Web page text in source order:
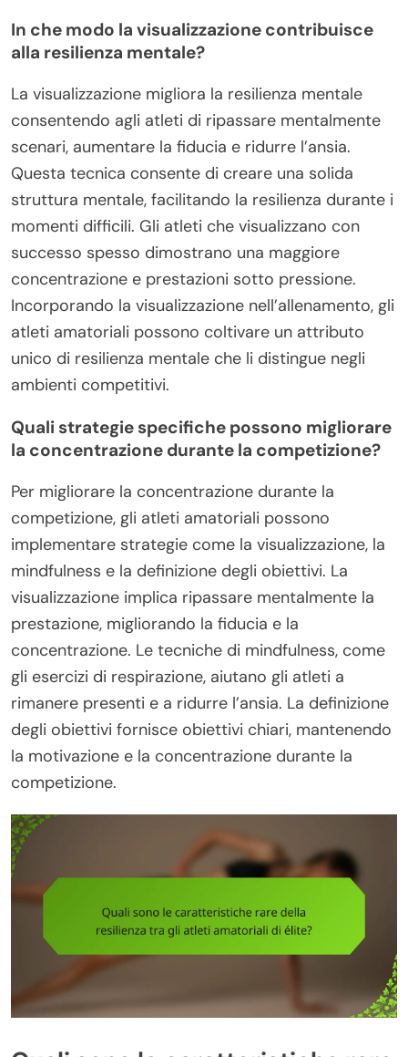
In che modo la visualizzazione contribuisce
alla resilienza mentale?
La visualizzazione migliora la resilienza mentale
consentendo agli atleti di ripassare mentalmente
scenari, aumentare la fiducia e ridurre l’ansia.
Questa tecnica consente di creare una solida
struttura mentale, facilitando la resilienza durante i
momenti difficili. Gli atleti che visualizzano con
successo spesso dimostrano una maggiore
concentrazione e prestazioni sotto pressione.
Incorporando la visualizzazione nell’allenamento, gli
atleti amatoriali possono coltivare un attributo
unico di resilienza mentale che li distingue negli
ambienti competitivi.
Quali strategie specifiche possono migliorare
la concentrazione durante la competizione?
Per migliorare la concentrazione durante la
competizione, gli atleti amatoriali possono
implementare strategie come la visualizzazione, la
mindfulness e la definizione degli obiettivi. La
visualizzazione implica ripassare mentalmente la
prestazione, migliorando la fiducia e la
concentrazione. Le tecniche di mindfulness, come
gli esercizi di respirazione, aiutano gli atleti a
rimanere presenti e a ridurre l’ansia. La definizione
degli obiettivi fornisce obiettivi chiari, mantenendo
la motivazione e la concentrazione durante la
competizione.